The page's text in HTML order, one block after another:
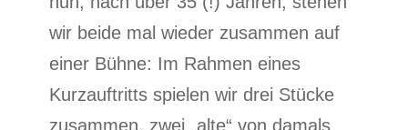
wir beide mal wieder zusammen auf
einer Bühne: Im Rahmen eines
Kurzauftritts spielen wir drei Stücke
zusammen, zwei „alte“ von damals